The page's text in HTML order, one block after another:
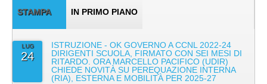
STAMPA IN PRIMO PIANO
LUG
24
ISTRUZIONE - OK GOVERNO A CCNL 2022-24
DIRIGENTI SCUOLA, FIRMATO CON SEI MESI DI
RITARDO. ORA MARCELLO PACIFICO (UDIR)
CHIEDE NOVITÀ SU PEREQUAZIONE INTERNA
(RIA), ESTERNA E MOBILITÀ PER 2025-27